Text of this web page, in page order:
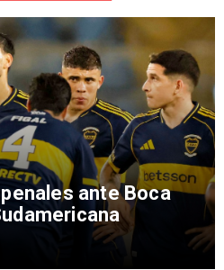
ante Boca